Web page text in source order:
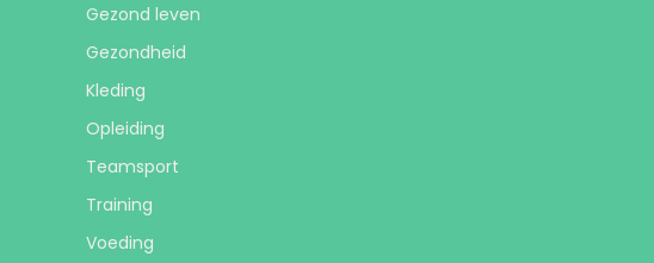
Gezond leven
Gezondheid
Kleding
Opleiding
Teamsport
Training
Voeding